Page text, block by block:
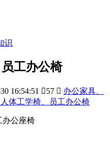
识
工办公椅
16:54:51 57  办公家具、
体工学椅、员工办公椅